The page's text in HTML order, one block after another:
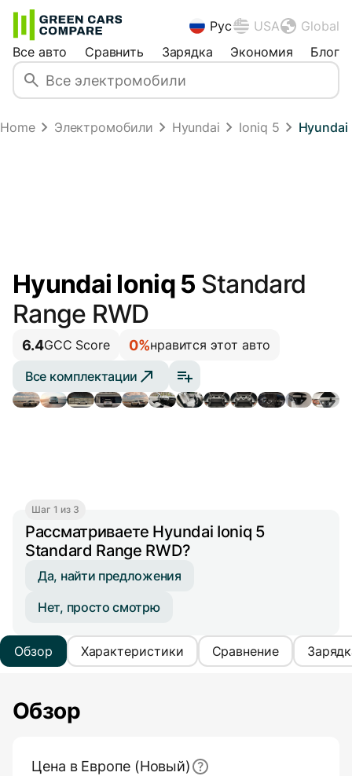
Рус USA
Global
Все авто
Сравнить Зарядка Экономия Блог
Home Электромобили Hyundai Ioniq 5 Hyundai
Hyundai Ioniq 5 Standard
Range RWD
6.4GCC Score 0%нравится этот авто
Все комплектации
Шаг 1 из 3
Рассматриваете Hyundai Ioniq 5
Standard Range RWD?
Да, найти предложения
Нет, просто смотрю
Обзор Характеристики Сравнение
Обзор
Цена в Европе (Новый)